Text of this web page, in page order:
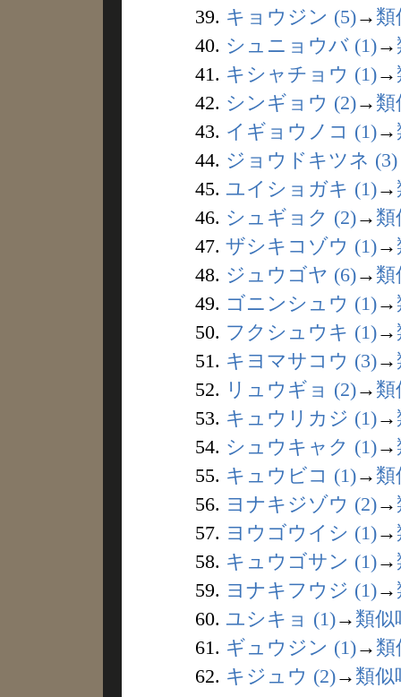
39. キョウジン (5)→ 類
40. シュニョウバ (1)→
41. キシャチョウ (1)→
42. シンギョウ (2)→ 類
43. イギョウノコ (1)→
44. ジョウドキツネ (3)
45. ユイショガキ (1)→
46. シュギョク (2)→ 類
47. ザシキコゾウ (1)→
48. ジュウゴヤ (6)→ 類
49. ゴニンシュウ (1)→
50. フクシュウキ (1)→
51. キヨマサコウ (3)→
52. リュウギョ (2)→ 類
53. キュウリカジ (1)→
54. シュウキャク (1)→
55. キュウビコ (1)→ 類
56. ヨナキジゾウ (2)→
57. ヨウゴウイシ (1)→
58. キュウゴサン (1)→
59. ヨナキフウジ (1)→
60. ユシキョ (1)→ 類似
61. ギュウジン (1)→ 類
62. キジュウ (2)→ 類似